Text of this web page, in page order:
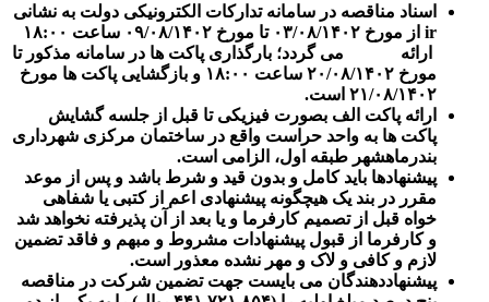
اسناد مناقصه در سامانه تدارکات الکترونیکی دولت به نشانی
ir
از مورخ ۰۳/۰۸/۱۴۰۲ تا مورخ ۰۹/۰۸/۱۴۰۲ ساعت ۱۸:۰۰
ارائه می گردد؛ بارگذاری پاکت ها در سامانه مذکور تا
مورخ ۲۰/۰۸/۱۴۰۲ ساعت ۱۸:۰۰ و بازگشایی پاکت ها مورخ
۲۱/۰۸/۱۴۰۲ است.
ارائه پاکت الف بصورت فیزیکی تا قبل از جلسه گشایش
پاکت ها به واحد حراست واقع در ساختمان مرکزی شهرداری
بندرماهشهر طبقه اول، الزامی است.
پیشنهادها باید کامل و بدون قید و شرط باشد و پس از موعد
مقرر در بند یک هیچگونه پیشنهادی اعم از کتبی یا شفاهی
خواه قبل از تصمیم کارفرما و یا بعد از آن پذیرفته نخواهد شد
و کارفرما از قبول پیشنهادات مشروط و مبهم و فاقد تضمین
لازم و کافی و لاک و مهر نشده معذور است.
پیشنهاددهندگان می بایست جهت تضمین شرکت در مناقصه